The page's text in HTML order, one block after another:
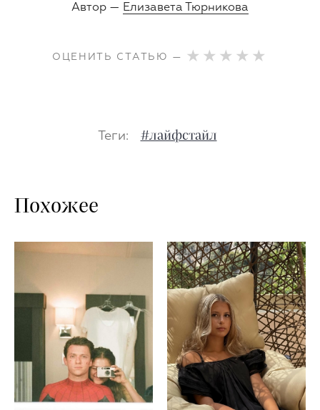
Автор — Елизавета Тюрникова
ОЦЕНИТЬ СТАТЬЮ —
Теги: #лайфстайл
Похожее